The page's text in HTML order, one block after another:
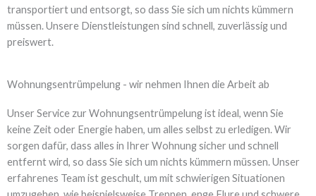
transportiert und entsorgt, so dass Sie sich um nichts kümmern
müssen. Unsere Dienstleistungen sind schnell, zuverlässig und
preiswert.
Wohnungsentrümpelung - wir nehmen Ihnen die Arbeit ab
Unser Service zur Wohnungsentrümpelung ist ideal, wenn Sie
keine Zeit oder Energie haben, um alles selbst zu erledigen. Wir
sorgen dafür, dass alles in Ihrer Wohnung sicher und schnell
entfernt wird, so dass Sie sich um nichts kümmern müssen. Unser
erfahrenes Team ist geschult, um mit schwierigen Situationen